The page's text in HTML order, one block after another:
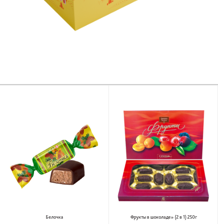
Белочка Фрукты в шоколаде» (2 в 1) 250г